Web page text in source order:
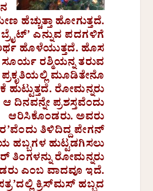
ಹೆಚ್ಚುತ್ತಾ ಹೋಗುತ್ತದೆ.
ಎನ್ನುವ ಪದಗಳಿಗೆ
ಹೊಳೆಯುತ್ತದೆ. ಹೊಸ
ಸೂರ್ಯ ರಶ್ಮಿಯನ್ನ ತರುವ
ಮೂಡಿತೇನೊ
ಹುಟ್ಟುತ್ತದೆ. ರೋಮನ್ನರು
ಆ ದಿನವನ್ನೇ ಪ್ರಶಸ್ತವೆಂದು
ಆರಿಸಿಕೊಂಡರು. ಅವರು
ತಿಳಿದಿದ್ದ ಪೇಗನ್
ಹಬ್ಬಗಳ ಹುಟ್ಟಡಗಿಸಲು
ತಿಂಗಳನ್ನು ರೋಮನ್ನರು
ಎಂಬ ವಾದವೂ ಇದೆ.
ಕ್ರಿಸ್‌ಮಸ್‌ ಹಬ್ಬದ